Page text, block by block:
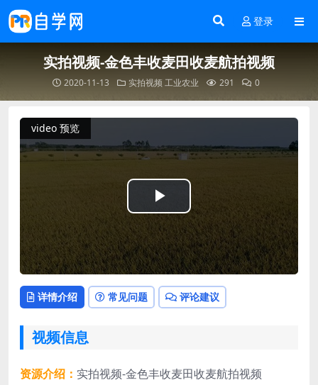
登录
实拍视频-金色丰收麦田收麦航拍视频
2020-11-13 实拍视频工业农业 291 0
video 预览
Play
Video
详情介绍 常见问题 评论建议
视频信息
资源介绍： 实拍视频-金色丰收麦田收麦航拍视频